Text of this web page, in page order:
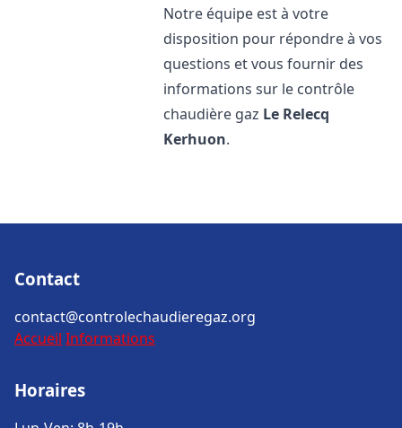
Notre équipe est à votre
disposition pour répondre à vos
questions et vous fournir des
informations sur le contrôle
chaudière gaz Le Relecq
Kerhuon.
Contact
contact@controlechaudieregaz.org
Accueil Informations
Horaires